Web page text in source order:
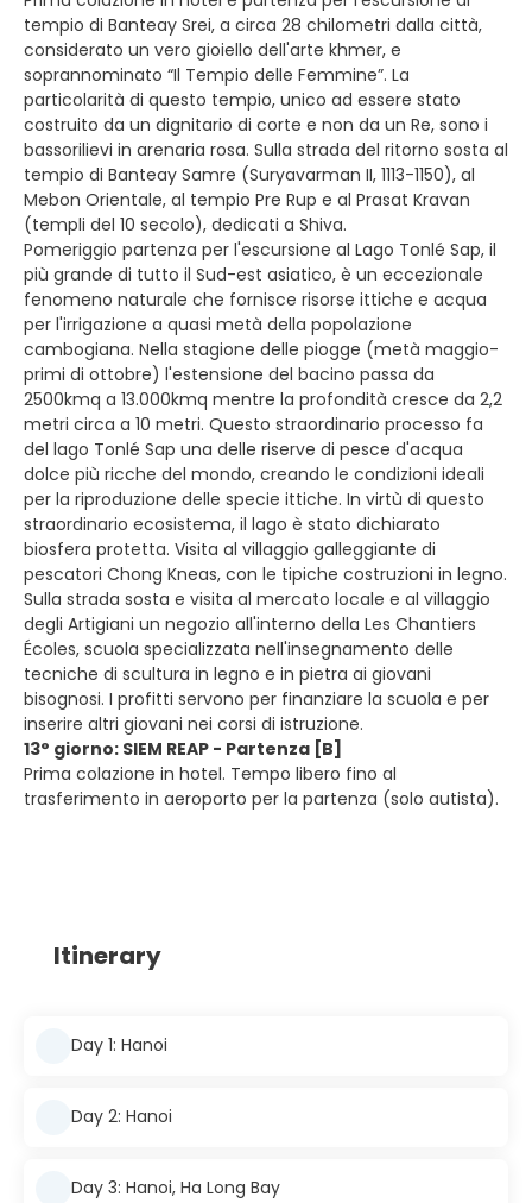
tempio di Banteay Srei, a circa 28 chilometri dalla città,
considerato un vero gioiello dell'arte khmer, e
soprannominato “Il Tempio delle Femmine”. La
particolarità di questo tempio, unico ad essere stato
costruito da un dignitario di corte e non da un Re, sono i
bassorilievi in arenaria rosa. Sulla strada del ritorno sosta al
tempio di Banteay Samre (Suryavarman II, 1113-1150), al
Mebon Orientale, al tempio Pre Rup e al Prasat Kravan
(templi del 10 secolo), dedicati a Shiva.
Pomeriggio partenza per l'escursione al Lago Tonlé Sap, il
più grande di tutto il Sud-est asiatico, è un eccezionale
fenomeno naturale che fornisce risorse ittiche e acqua
per l'irrigazione a quasi metà della popolazione
cambogiana. Nella stagione delle piogge (metà maggio-
primi di ottobre) l'estensione del bacino passa da
2500kmq a 13.000kmq mentre la profondità cresce da 2,2
metri circa a 10 metri. Questo straordinario processo fa
del lago Tonlé Sap una delle riserve di pesce d'acqua
dolce più ricche del mondo, creando le condizioni ideali
per la riproduzione delle specie ittiche. In virtù di questo
straordinario ecosistema, il lago è stato dichiarato
biosfera protetta. Visita al villaggio galleggiante di
pescatori Chong Kneas, con le tipiche costruzioni in legno.
Sulla strada sosta e visita al mercato locale e al villaggio
degli Artigiani un negozio all'interno della Les Chantiers
Écoles, scuola specializzata nell'insegnamento delle
tecniche di scultura in legno e in pietra ai giovani
bisognosi. I profitti servono per finanziare la scuola e per
inserire altri giovani nei corsi di istruzione.
13° giorno: SIEM REAP - Partenza [B]
Prima colazione in hotel. Tempo libero fino al
trasferimento in aeroporto per la partenza (solo autista).
Itinerary
Day 1: Hanoi
Day 2: Hanoi
Day 3: Hanoi, Ha Long Bay